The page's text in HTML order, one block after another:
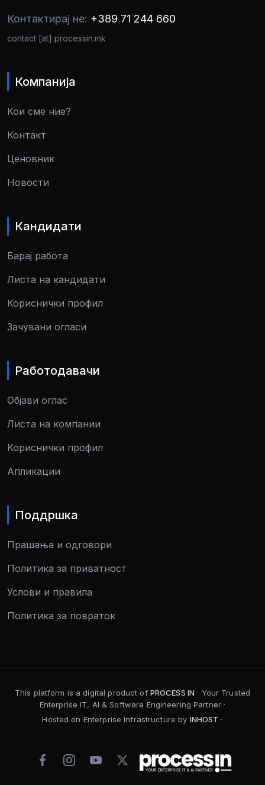
Контактирај не: +389 71 244 660
contact [at] processin.mk
Компанија
Кои сме ние?
Контакт
Ценовник
Новости
Кандидати
Барај работа
Листа на кандидати
Кориснички профил
Зачувани огласи
Работодавачи
Објави оглас
Листа на компании
Кориснички профил
Апликации
Поддршка
Прашања и одговори
Политика за приватност
Услови и правила
Политика за повраток
This platform is a digital product of PROCESS IN · Your Trusted
Enterprise IT, AI & Software Engineering Partner ·
Hosted on Enterprise Infrastructure by INHOST ·